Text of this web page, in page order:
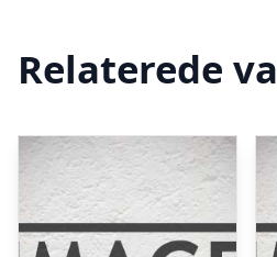
Relaterede